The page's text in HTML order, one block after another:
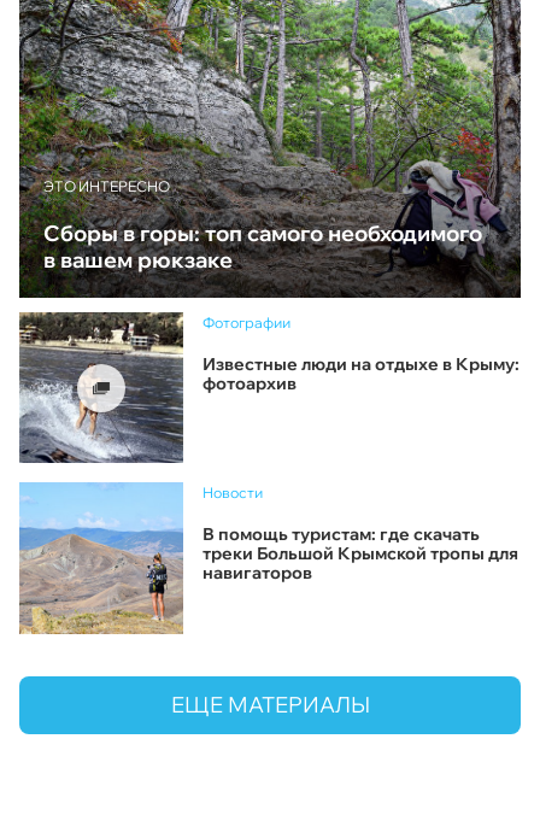
ЭТО ИНТЕРЕСНО
Сборы в горы: топ самого необходимого
в вашем рюкзаке
Фотографии
Известные люди на отдыхе в Крыму:
фотоархив
Новости
В помощь туристам: где скачать
треки Большой Крымской тропы для
навигаторов
ЕЩЕ МАТЕРИАЛЫ